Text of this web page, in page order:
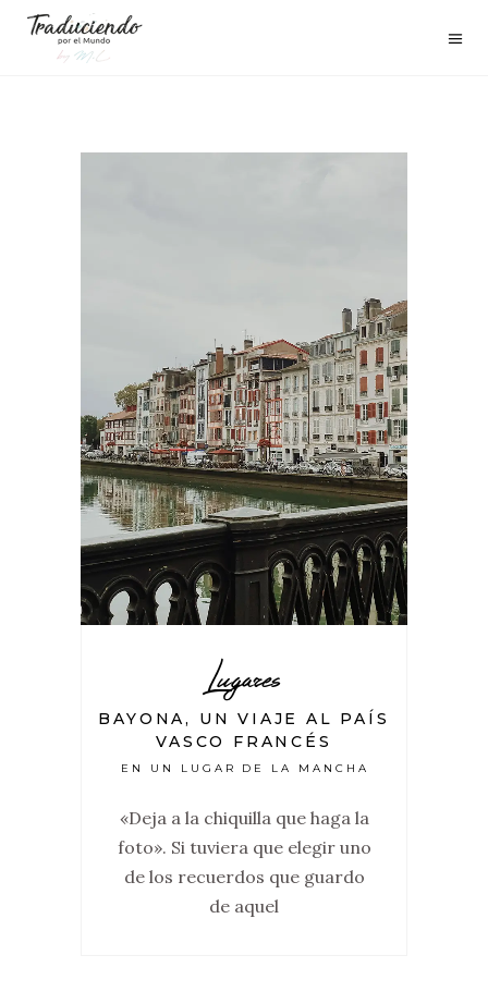
Lugares
BAYONA, UN VIAJE AL PAÍS
VASCO FRANCÉS
EN UN LUGAR DE LA MANCHA
«Deja a la chiquilla que haga la
foto». Si tuviera que elegir uno
de los recuerdos que guardo
de aquel